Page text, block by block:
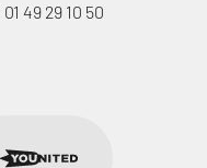
49 29 10 50